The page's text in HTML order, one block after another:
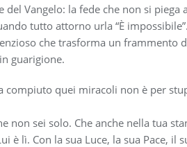
del Vangelo: la fede che non si
tutto attorno urla “È
che trasforma un frammento
guarigione.
compiuto quei miracoli non è per
non sei solo. Che anche nella tua
è lì. Con la sua Luce, la sua Pace,